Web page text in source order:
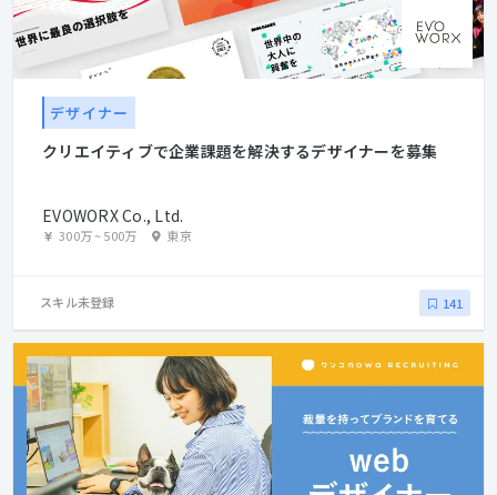
デザイナー
クリエイティブで企業課題を解決するデザイナーを募集
EVOWORX Co., Ltd.
300万~500万 東京
スキル未登録 141